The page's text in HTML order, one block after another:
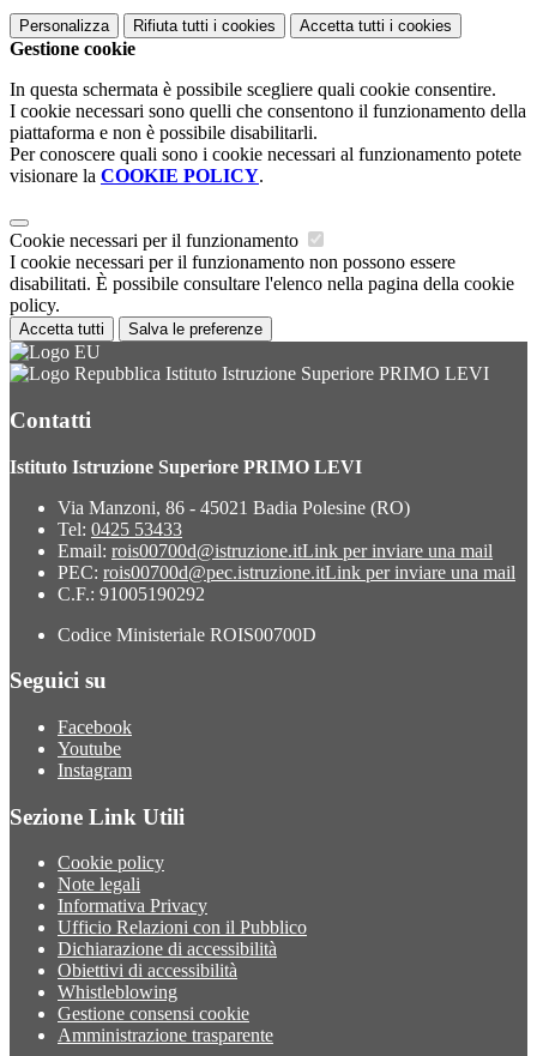
Personalizza Rifiuta tutti i cookies Accetta tutti i cookies
Gestione cookie
In questa schermata è possibile scegliere quali cookie consentire.
I cookie necessari sono quelli che consentono il funzionamento della
piattaforma e non è possibile disabilitarli.
Per conoscere quali sono i cookie necessari al funzionamento potete
visionare la COOKIE POLICY.
Cookie necessari per il funzionamento
I cookie necessari per il funzionamento non possono essere
disabilitati. È possibile consultare l'elenco nella pagina della cookie
policy.
Accetta tutti Salva le preferenze
Istituto Istruzione Superiore PRIMO LEVI
Contatti
Istituto Istruzione Superiore PRIMO LEVI
Via Manzoni, 86 - 45021 Badia Polesine (RO)
Tel: 0425 53433
Email: rois00700d@istruzione.itLink per inviare una mail
PEC: rois00700d@pec.istruzione.itLink per inviare una mail
C.F.: 91005190292
Codice Ministeriale ROIS00700D
Seguici su
Facebook
Youtube
Instagram
Sezione Link Utili
Cookie policy
Note legali
Informativa Privacy
Ufficio Relazioni con il Pubblico
Dichiarazione di accessibilità
Obiettivi di accessibilità
Whistleblowing
Gestione consensi cookie
Amministrazione trasparente